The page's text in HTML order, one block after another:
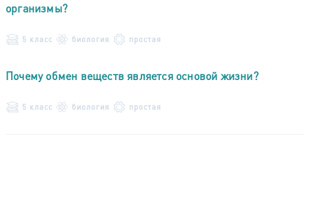
организмы?
5 класс биология простая
Почему обмен веществ является основой жизни?
5 класс биология простая